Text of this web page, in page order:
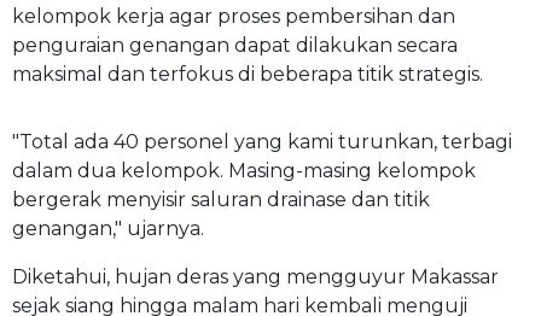
kelompok kerja agar proses pembersihan dan
penguraian genangan dapat dilakukan secara
maksimal dan terfokus di beberapa titik strategis.
"Total ada 40 personel yang kami turunkan, terbagi
dalam dua kelompok. Masing-masing kelompok
bergerak menyisir saluran drainase dan titik
genangan," ujarnya.
Diketahui, hujan deras yang mengguyur Makassar
sejak siang hingga malam hari kembali menguji